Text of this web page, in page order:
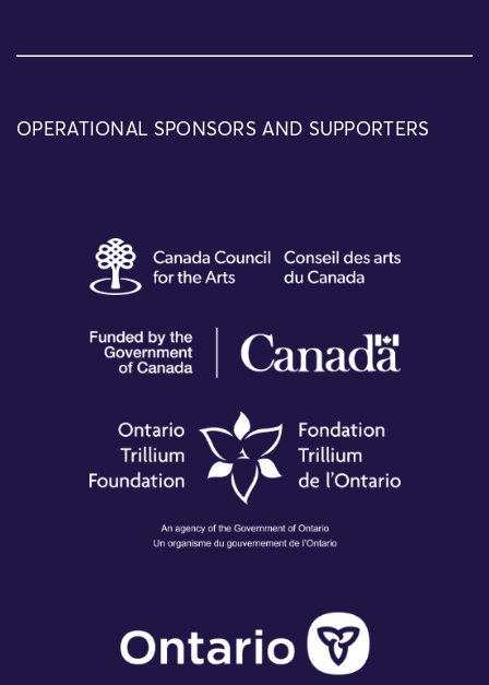
OPERATIONAL SPONSORS AND SUPPORTERS